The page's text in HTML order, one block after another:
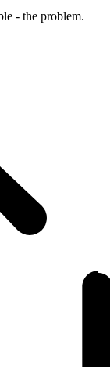
- the problem.